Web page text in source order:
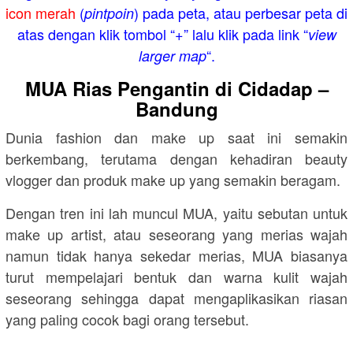
icon merah (pintpoin) pada peta, atau perbesar peta di
atas dengan klik tombol “+” lalu klik pada link “view
larger map“.
MUA Rias Pengantin di Cidadap –
Bandung
Dunia fashion dan make up saat ini semakin
berkembang, terutama dengan kehadiran beauty
vlogger dan produk make up yang semakin beragam.
Dengan tren ini lah muncul MUA, yaitu sebutan untuk
make up artist, atau seseorang yang merias wajah
namun tidak hanya sekedar merias, MUA biasanya
turut mempelajari bentuk dan warna kulit wajah
seseorang sehingga dapat mengaplikasikan riasan
yang paling cocok bagi orang tersebut.